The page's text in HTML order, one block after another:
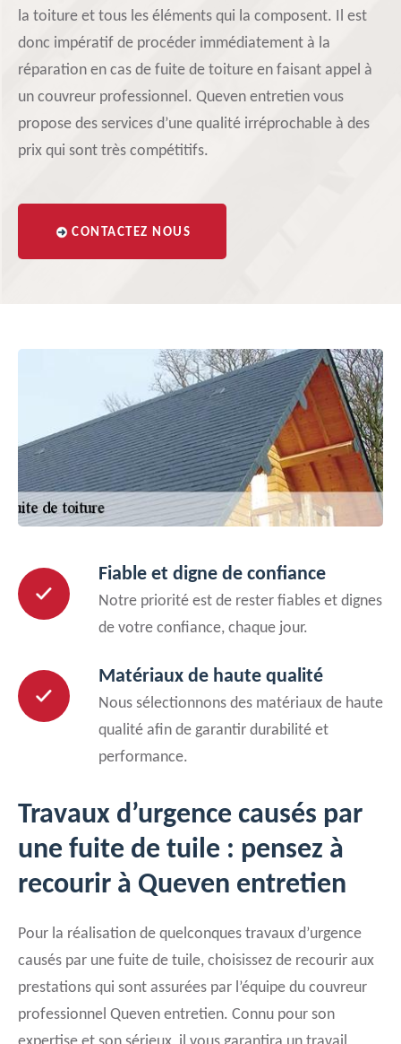
la toiture et tous les éléments qui la composent. Il est
donc impératif de procéder immédiatement à la
réparation en cas de fuite de toiture en faisant appel à
un couvreur professionnel. Queven entretien vous
propose des services d’une qualité irréprochable à des
prix qui sont très compétitifs.
CONTACTEZ NOUS
Fiable et digne de confiance
Notre priorité est de rester fiables et dignes
de votre confiance, chaque jour.
Matériaux de haute qualité
Nous sélectionnons des matériaux de haute
qualité afin de garantir durabilité et
performance.
Travaux d’urgence causés par
une fuite de tuile : pensez à
recourir à Queven entretien
Pour la réalisation de quelconques travaux d’urgence
causés par une fuite de tuile, choisissez de recourir aux
prestations qui sont assurées par l’équipe du couvreur
professionnel Queven entretien. Connu pour son